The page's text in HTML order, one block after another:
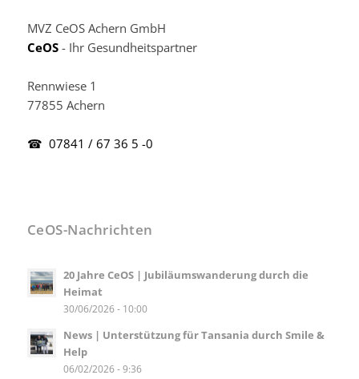
MVZ CeOS Achern GmbH
CeOS- Ihr Gesundheitspartner
Rennwiese 1
77855 Achern
☎ 07841 / 67 36 5 -0
CeOS-Nachrichten
20 Jahre CeOS | Jubiläumswanderung durch die
Heimat
30/06/2026 - 10:00
News | Unterstützung für Tansania durch Smile &
Help
06/02/2026 - 9:36